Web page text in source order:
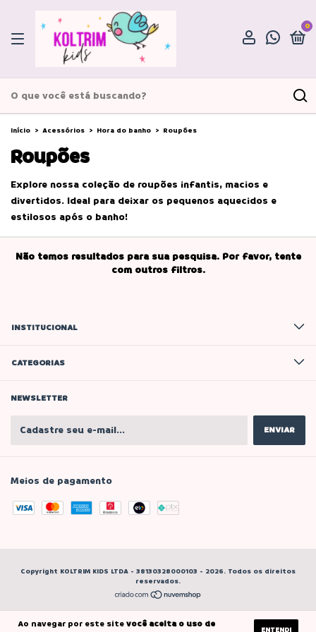
0
Ao navegar por este sitevocê aceita o uso de
ENTENDI
Início > Acessórios > Hora do banho > Roupões
Roupões
Explore nossa coleção de roupões infantis, macios e
divertidos. Ideal para deixar os pequenos aquecidos e
estilosos após o banho!
Não temos resultados para sua pesquisa. Por favor, tente
com outros filtros.
INSTITUCIONAL
CATEGORIAS
NEWSLETTER
Meios de pagamento
Copyright KOLTRIM KIDS LTDA - 38130328000103 - 2026. Todos os direitos
reservados.